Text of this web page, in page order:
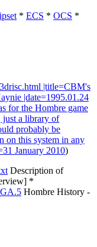
* ECS * OCS *
|title=CBM's
|date=1995.01.24
for the Hombre game
just a library of
probably be
on this system in any
January 2010)
Description of
*
Hombre History -